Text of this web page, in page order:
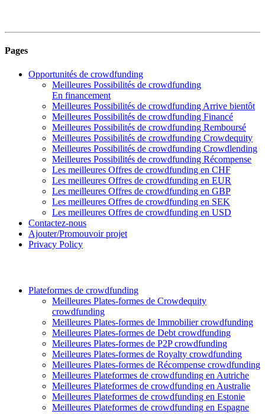
Pages
Opportunités de crowdfunding
Meilleures Possibilités de crowdfunding
En financement
Meilleures Possibilités de crowdfunding Arrive bientôt
Meilleures Possibilités de crowdfunding Financé
Meilleures Possibilités de crowdfunding Remboursé
Meilleures Possibilités de crowdfunding Crowdequity
Meilleures Possibilités de crowdfunding Crowdlending
Meilleures Possibilités de crowdfunding Récompense
Les meilleures Offres de crowdfunding en CHF
Les meilleures Offres de crowdfunding en EUR
Les meilleures Offres de crowdfunding en GBP
Les meilleures Offres de crowdfunding en SEK
Les meilleures Offres de crowdfunding en USD
Contactez-nous
Ajouter/Promouvoir projet
Privacy Policy
Plateformes de crowdfunding
Meilleures Plates-formes de Crowdequity
crowdfunding
Meilleures Plates-formes de Immobilier crowdfunding
Meilleures Plates-formes de Debt crowdfunding
Meilleures Plates-formes de P2P crowdfunding
Meilleures Plates-formes de Royalty crowdfunding
Meilleures Plates-formes de Récompense crowdfunding
Meilleures Plateformes de crowdfunding en Autriche
Meilleures Plateformes de crowdfunding en Australie
Meilleures Plateformes de crowdfunding en Estonie
Meilleures Plateformes de crowdfunding en Espagne